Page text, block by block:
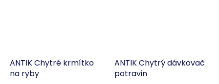
ANTIK Chytré krmítko
na ryby
ANTIK Chytrý dávkovač
potravin